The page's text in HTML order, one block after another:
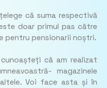
că suma respectivă
doar primul pas către
pentru pensionarii noștri.
că am realizat
magazinele
altele. Voi face asta și în